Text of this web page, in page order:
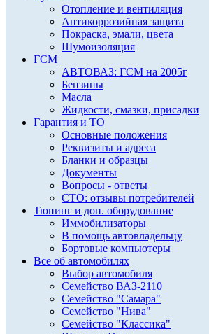
Отопление и вентиляция
Антикоррозийная защита
Покраска, эмали, цвета
Шумоизоляция
ГСМ
АВТОВАЗ: ГСМ на 2005г
Бензины
Масла
Жидкости, смазки, присадки
Гарантия и ТО
Основные положения
Реквизиты и адреса
Бланки и образцы
Документы
Вопросы - ответы
СТО: отзывы потребителей
Тюнинг и доп. оборудование
Иммобилизаторы
В помощь автовладельцу
Бортовые компьютеры
Все об автомобилях
Выбор автомобиля
Семейство ВАЗ-2110
Семейство "Самара"
Семейство "Нива"
Семейство "Классика"